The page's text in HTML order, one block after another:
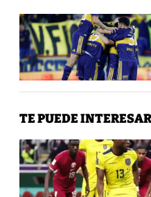
TE PUEDE INTERESAR